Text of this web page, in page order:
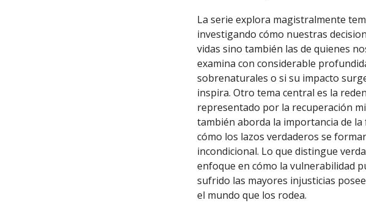
La serie explora magistralmente
investigando cómo nuestras
vidas sino también las de quienes
examina con considerable
sobrenaturales o si su impacto
inspira. Otro tema central es la
representado por la recuperación
también aborda la importancia de
cómo los lazos verdaderos se
incondicional. Lo que distingue
enfoque en cómo la vulnerabilidad
sufrido las mayores injusticias
el mundo que los rodea.